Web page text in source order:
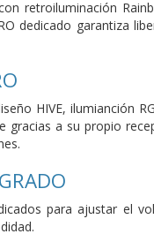
retroiluminación
dedicado garantiza
HIVE, ilumianción
gracias a su propio
para ajustar el